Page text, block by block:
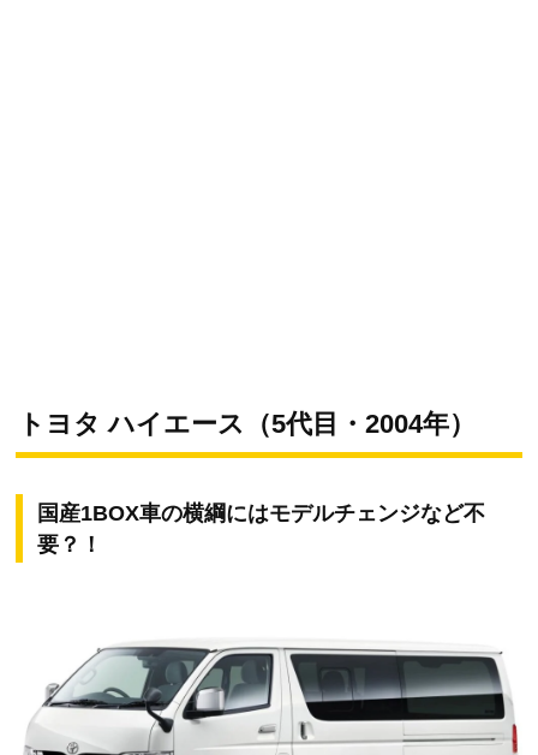
トヨタ ハイエース（5代目・2004年）
国産1BOX車の横綱にはモデルチェンジなど不
要？！